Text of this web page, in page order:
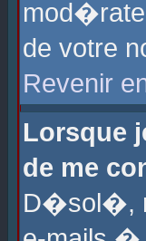
de votre
Revenir
Lorsque
de me
D�sol�,